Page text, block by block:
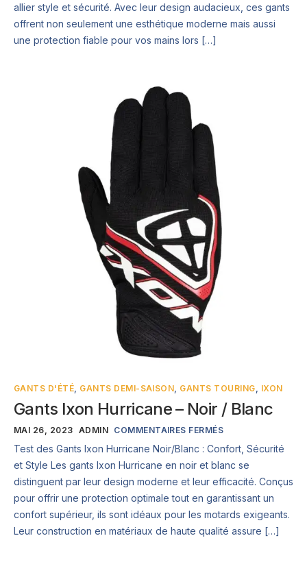
allier style et sécurité. Avec leur design audacieux, ces gants
offrent non seulement une esthétique moderne mais aussi
une protection fiable pour vos mains lors […]
GANTS D'ÉTÉ GANTS DEMI-SAISON GANTS TOURING IXON
Gants Ixon Hurricane – Noir / Blanc
MAI 26, 2023 ADMIN COMMENTAIRES FERMÉS
Test des Gants Ixon Hurricane Noir/Blanc : Confort, Sécurité
et Style Les gants Ixon Hurricane en noir et blanc se
distinguent par leur design moderne et leur efficacité. Conçus
pour offrir une protection optimale tout en garantissant un
confort supérieur, ils sont idéaux pour les motards exigeants.
Leur construction en matériaux de haute qualité assure […]